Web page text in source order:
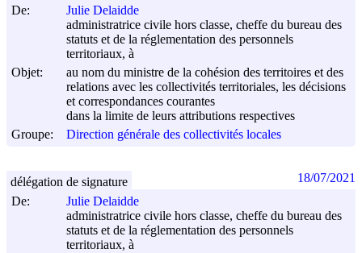
De:
Julie Delaidde
administratrice civile hors classe, cheffe du bureau des
statuts et de la réglementation des personnels
territoriaux, à
Objet:
au nom du ministre de la cohésion des territoires et des
relations avec les collectivités territoriales, les décisions
et correspondances courantes
dans la limite de leurs attributions respectives
Groupe:
Direction générale des collectivités locales
De:
Julie Delaidde
administratrice civile hors classe, cheffe du bureau des
statuts et de la réglementation des personnels
territoriaux, à
délégation de signature 18/07/2021